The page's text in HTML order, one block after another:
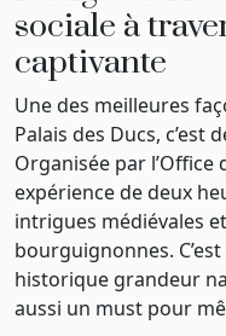
sociale à
captivante
Une des meilleures
Palais des Ducs, c’est
Organisée par
expérience de deux
intrigues médiévales
bourguignonnes.
historique grandeur
aussi un must pour